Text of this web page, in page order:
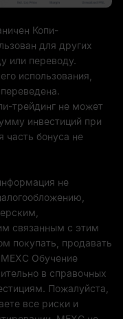
Копи-
для других
или переводу.
использования,
трейдинг не может
инвестиций при
часть бонуса не
не
связанным с этим
покупать, продавать
Обучение
в справочных
Пожалуйста,
все риски и